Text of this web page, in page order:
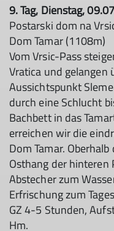
9. Tag, Dienstag,
Postarski dom na
Dom Tamar (1108m)
Vom Vrsic-Pass
Vratica und gelangen
Aussichtspunkt
durch eine Schlucht
Bachbett in das
erreichen wir die
Dom Tamar.
Osthang der hinteren
Abstecher zum
Erfrischung zum
GZ 4-5 Stunden,
Hm.